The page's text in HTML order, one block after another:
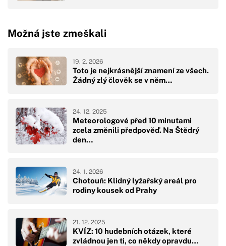
Možná jste zmeškali
Toto je nejkrásnější znamení ze všech.
Žádný zlý člověk se v něm…
19. 2. 2026
Meteorologové před 10 minutami
zcela změnili předpověď. Na Štědrý
den…
24. 12. 2025
Chotouň: Klidný lyžařský areál pro
rodiny kousek od Prahy
24. 1. 2026
KVÍZ: 10 hudebních otázek, které
zvládnou jen ti, co někdy opravdu…
21. 12. 2025